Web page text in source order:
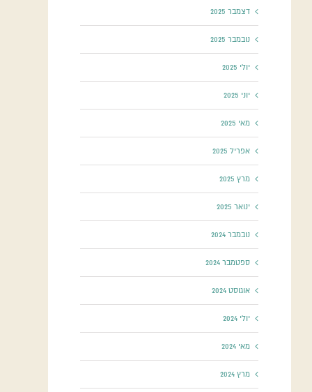
דצמבר 2025
נובמבר 2025
יולי 2025
יוני 2025
מאי 2025
אפריל 2025
מרץ 2025
ינואר 2025
נובמבר 2024
ספטמבר 2024
אוגוסט 2024
יולי 2024
מאי 2024
מרץ 2024